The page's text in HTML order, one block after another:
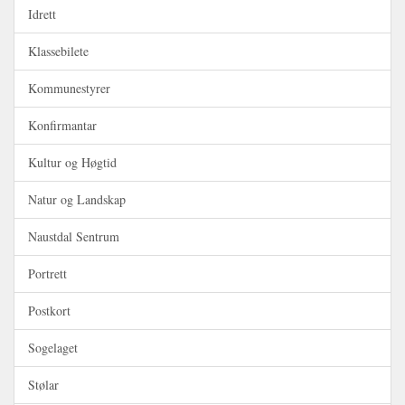
Idrett
Klassebilete
Kommunestyrer
Konfirmantar
Kultur og Høgtid
Natur og Landskap
Naustdal Sentrum
Portrett
Postkort
Sogelaget
Stølar